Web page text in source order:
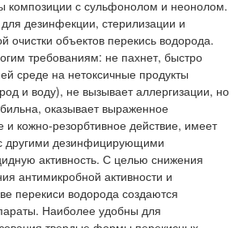
композиции с сульфонолом и неонолом.
дезинфекции, стерилизации и
очистки объектов перекись водорода.
требованиям: не пахнет, быстро
среде на нетоксичные продукты
и воду), не вызывает аллергизации, но
оказывает выраженное
кожно-резорбтивное действие, имеет
другими дезинфицирующими
активность. С целью снижения
антимикробной активности и
перекиси водорода создаются
Наиболее удобны для